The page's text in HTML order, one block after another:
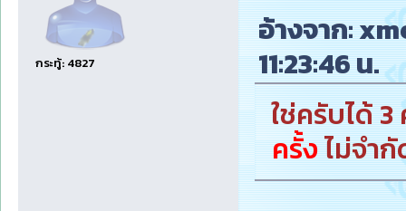
กระทู้: 4827
อ้างจาก:
11:23:46 น.
ใช่ครับได้
ครั้งไม่จำกั